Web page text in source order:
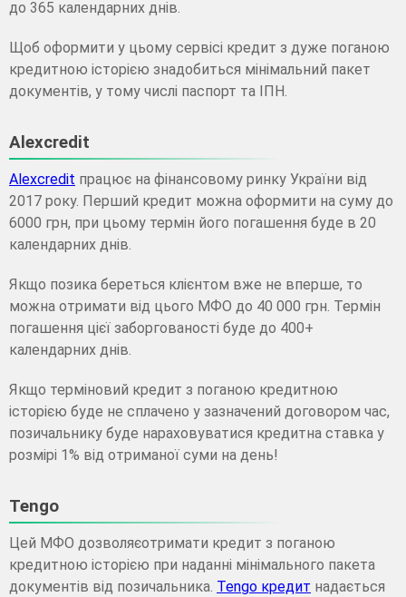
до 365 календарних днів.
Щоб оформити у цьому сервісі кредит з дуже поганою
кредитною історією знадобиться мінімальний пакет
документів, у тому числі паспорт та ІПН.
Alexcredit
Alexcredit працює на фінансовому ринку України від
2017 року. Перший кредит можна оформити на суму до
6000 грн, при цьому термін його погашення буде в 20
календарних днів.
Якщо позика береться клієнтом вже не вперше, то
можна отримати від цього МФО до 40 000 грн. Термін
погашення цієї заборгованості буде до 400+
календарних днів.
Якщо терміновий кредит з поганою кредитною
історією буде не сплачено у зазначений договором час,
позичальнику буде нараховуватися кредитна ставка у
розмірі 1% від отриманої суми на день!
Tengo
Цей МФО дозволяєотримати кредит з поганою
кредитною історією при наданні мінімального пакета
документів від позичальника. Tengo кредит надається